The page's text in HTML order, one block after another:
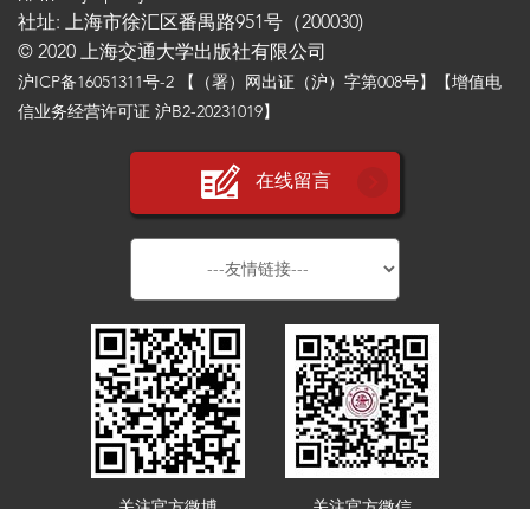
社址: 上海市徐汇区番禺路951号（200030)
© 2020 上海交通大学出版社有限公司
沪ICP备16051311号-2 【（署）网出证（沪）字第008号】【增值电
信业务经营许可证 沪B2-20231019】
在线留言